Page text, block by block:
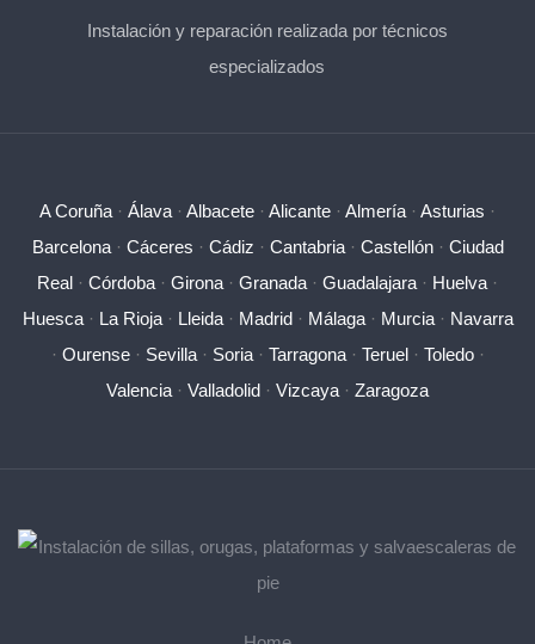
Instalación y reparación realizada por técnicos
especializados
A Coruña · Álava · Albacete · Alicante · Almería · Asturias ·
Barcelona· Cáceres · Cádiz · Cantabria· Castellón· Ciudad
Real · Córdoba · Girona · Granada · Guadalajara · Huelva ·
Huesca· La Rioja· Lleida· Madrid· Málaga· Murcia· Navarra
· Ourense· Sevilla· Soria· Tarragona· Teruel· Toledo·
Valencia · Valladolid · Vizcaya · Zaragoza